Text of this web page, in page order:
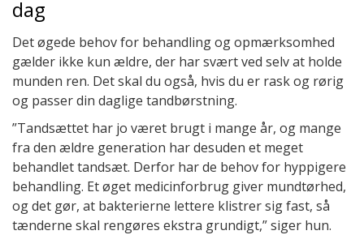
dag
Det øgede behov for behandling og opmærksomhed
gælder ikke kun ældre, der har svært ved selv at holde
munden ren. Det skal du også, hvis du er rask og rørig
og passer din daglige tandbørstning.
”Tandsættet har jo været brugt i mange år, og mange
fra den ældre generation har desuden et meget
behandlet tandsæt. Derfor har de behov for hyppigere
behandling. Et øget medicinforbrug giver mundtørhed,
og det gør, at bakterierne lettere klistrer sig fast, så
tænderne skal rengøres ekstra grundigt,” siger hun.